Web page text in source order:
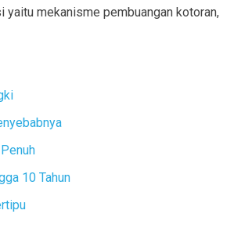
mekanisme pembuangan kotoran,
10 Tahun